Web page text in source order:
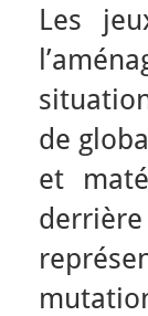
Les
de
et